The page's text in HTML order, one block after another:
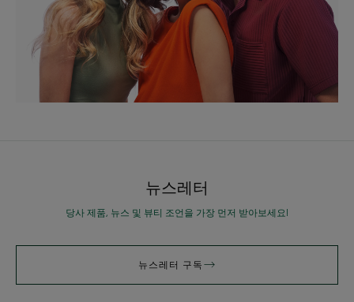
뉴스레터
당사 제품, 뉴스 및 뷰티 조언을 가장 먼저 받아보세요!
뉴스레터 구독